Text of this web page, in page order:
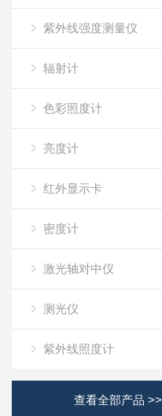
紫外线强度测量仪
辐射计
色彩照度计
亮度计
红外显示卡
密度计
激光轴对中仪
测光仪
紫外线照度计
查看全部产品 >>